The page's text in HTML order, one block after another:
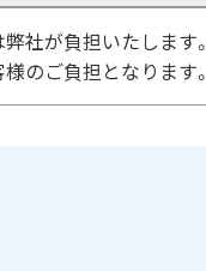
社が負担いたします。
のご負担となります。